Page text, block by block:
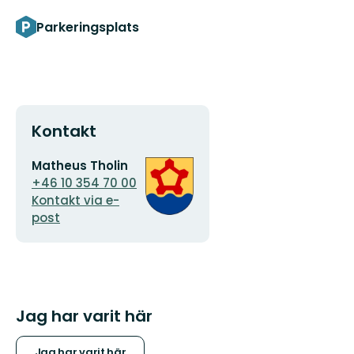
Parkeringsplats
Kontakt
E-
postadress
Matheus Tholin
+46 10 354 70 00
Kontakt via e-
post
Organisationens
logotyp
Jag har varit här